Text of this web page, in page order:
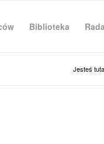
Biblioteka
Jesteś